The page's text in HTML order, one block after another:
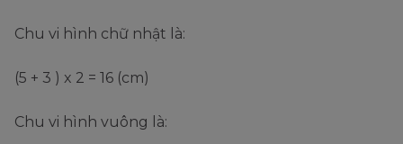
Chu vi hình chữ nhật là:
(5 + 3 ) x 2 = 16 (cm)
Chu vi hình vuông là: